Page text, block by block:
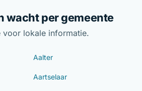
wacht per gemeente
voor lokale informatie.
Aalter
Aartselaar